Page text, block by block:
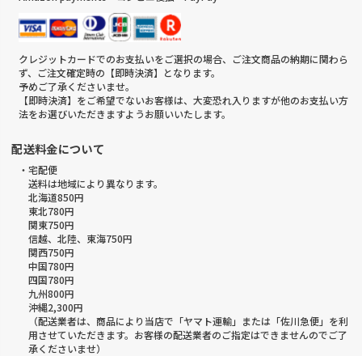
クレジットカードでのお支払いをご選択の場合、ご注文商品の納期に関わら
ず、ご注文確定時の【即時決済】となります。
予めご了承くださいませ。
【即時決済】をご希望でないお客様は、大変恐れ入りますが他のお支払い方
法をお選びいただきますようお願いいたします。
配送料金について
・宅配便
送料は地域により異なります。
北海道850円
東北780円
関東750円
信越、北陸、東海750円
関西750円
中国780円
四国780円
九州800円
沖縄2,300円
（配送業者は、商品により当店で「ヤマト運輸」または「佐川急便」を利
用させていただきます。お客様の配送業者のご指定はできませんのでご了
承くださいませ）